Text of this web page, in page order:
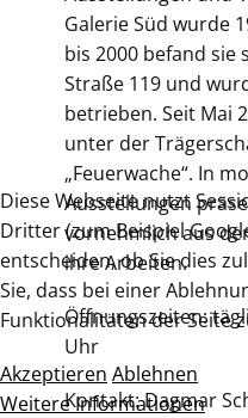
Galerie Süd wurde
bis 2000 befand
Straße 119 und
betrieben. Seit Mai
unter der
„Feuerwache“. In
Ausstellungen
vornehmlich aus
ihre Arbeiten.
Öffnungszeiten:
Uhr
Kontakt: Dagmar
Diese Webseite nutzt
Dritter (zum Beispiel
entscheiden, ob Sie dies
Sie, dass bei einer
Funktionalitäten der Seite
Akzeptieren Ablehnen
Weitere Informationen